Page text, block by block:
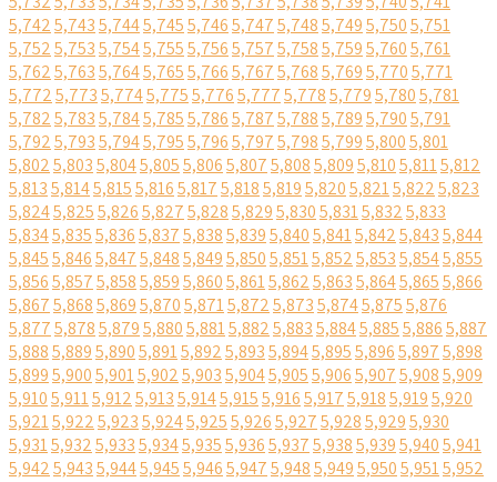
5,7425,7435,7445,7455,7465,7475,7485,7495,7505,751
5,7525,7535,7545,7555,7565,7575,7585,7595,7605,761
5,7625,7635,7645,7655,7665,7675,7685,7695,7705,771
5,7725,7735,7745,7755,7765,7775,7785,7795,7805,781
5,7825,7835,7845,7855,7865,7875,7885,7895,7905,791
5,7925,7935,7945,7955,7965,7975,7985,7995,8005,801
5,8025,8035,8045,8055,8065,8075,8085,8095,8105,8115,812
5,8135,8145,8155,8165,8175,8185,8195,8205,8215,8225,823
5,8245,8255,8265,8275,8285,8295,8305,8315,8325,833
5,8345,8355,8365,8375,8385,8395,8405,8415,8425,8435,844
5,8455,8465,8475,8485,8495,8505,8515,8525,8535,8545,855
5,8565,8575,8585,8595,8605,8615,8625,8635,8645,8655,866
5,8675,8685,8695,8705,8715,8725,8735,8745,8755,876
5,8775,8785,8795,8805,8815,8825,8835,8845,8855,8865,887
5,8885,8895,8905,8915,8925,8935,8945,8955,8965,8975,898
5,8995,9005,9015,9025,9035,9045,9055,9065,9075,9085,909
5,9105,9115,9125,9135,9145,9155,9165,9175,9185,9195,920
5,9215,9225,9235,9245,9255,9265,9275,9285,9295,930
5,9315,9325,9335,9345,9355,9365,9375,9385,9395,9405,941
5,9425,9435,9445,9455,9465,9475,9485,9495,9505,9515,952